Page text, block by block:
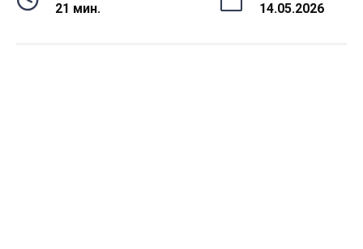
21 мин. 14.05.2026